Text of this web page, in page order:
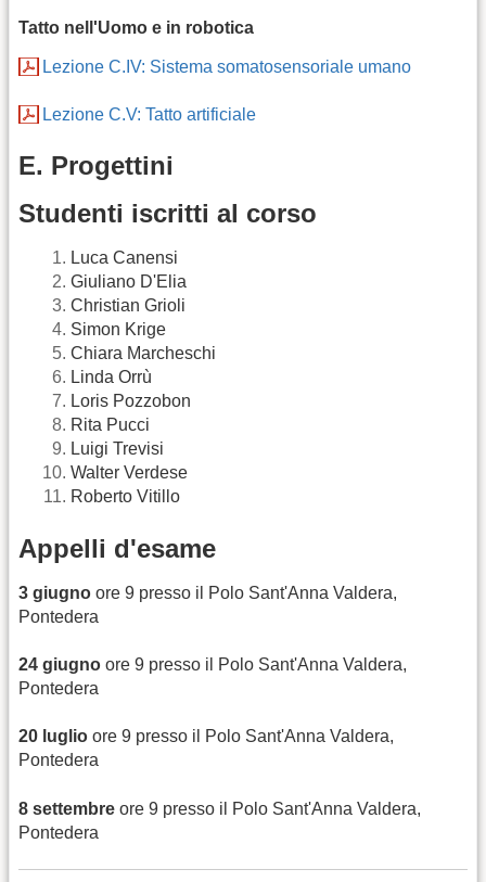
Tatto nell'Uomo e in robotica
Lezione C.IV: Sistema somatosensoriale umano
Lezione C.V: Tatto artificiale
E. Progettini
Studenti iscritti al corso
Luca Canensi
Giuliano D'Elia
Christian Grioli
Simon Krige
Chiara Marcheschi
Linda Orrù
Loris Pozzobon
Rita Pucci
Luigi Trevisi
Walter Verdese
Roberto Vitillo
Appelli d'esame
3 giugno ore 9 presso il Polo Sant'Anna Valdera,
Pontedera
24 giugno ore 9 presso il Polo Sant'Anna Valdera,
Pontedera
20 luglio ore 9 presso il Polo Sant'Anna Valdera,
Pontedera
8 settembre ore 9 presso il Polo Sant'Anna Valdera,
Pontedera